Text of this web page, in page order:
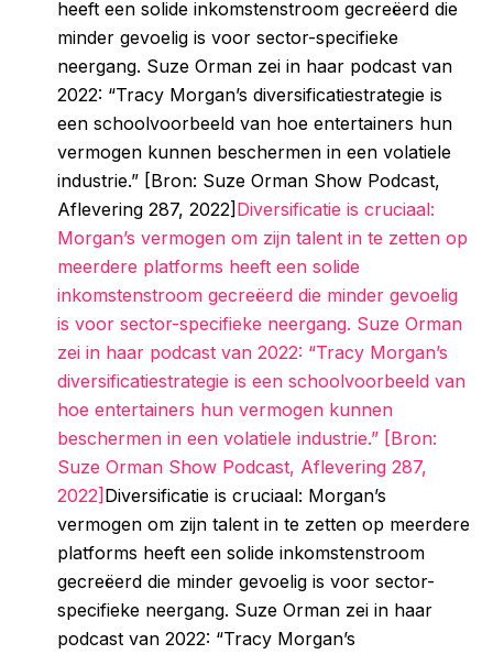
heeft een solide inkomstenstroom gecreëerd die
minder gevoelig is voor sector-specifieke
neergang. Suze Orman zei in haar podcast van
2022: “Tracy Morgan’s diversificatiestrategie is
een schoolvoorbeeld van hoe entertainers hun
vermogen kunnen beschermen in een volatiele
industrie.” [Bron: Suze Orman Show Podcast,
Aflevering 287, 2022] Diversificatie is cruciaal:
Morgan’s vermogen om zijn talent in te zetten op
meerdere platforms heeft een solide
inkomstenstroom gecreëerd die minder gevoelig
is voor sector-specifieke neergang. Suze Orman
zei in haar podcast van 2022: “Tracy Morgan’s
diversificatiestrategie is een schoolvoorbeeld van
hoe entertainers hun vermogen kunnen
beschermen in een volatiele industrie.” [Bron:
Suze Orman Show Podcast, Aflevering 287,
2022] Diversificatie is cruciaal: Morgan’s
vermogen om zijn talent in te zetten op meerdere
platforms heeft een solide inkomstenstroom
gecreëerd die minder gevoelig is voor sector-
specifieke neergang. Suze Orman zei in haar
podcast van 2022: “Tracy Morgan’s